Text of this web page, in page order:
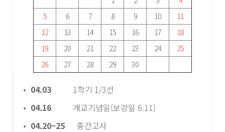
5
6 7 8 9 10
11
12
13 14 15 16 17
18
19
20 21 22 23 24
25
26
27 28 29 30
04.03
1학기 1/3선
04.16
개교기념일(보강일 6.11)
04.20~25
중간고사